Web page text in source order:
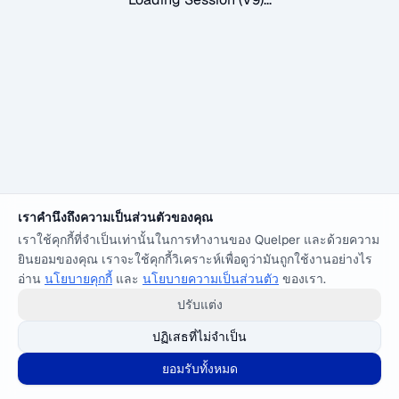
เราคำนึงถึงความเป็นส่วนตัวของคุณ
เราใช้คุกกี้ที่จำเป็นเท่านั้นในการทำงานของ Quelper และด้วยความ
ยินยอมของคุณ เราจะใช้คุกกี้วิเคราะห์เพื่อดูว่ามันถูกใช้งานอย่างไร
อ่าน นโยบายคุกกี้ และ นโยบายความเป็นส่วนตัว ของเรา.
ปรับแต่ง
ปฏิเสธที่ไม่จำเป็น
ยอมรับทั้งหมด